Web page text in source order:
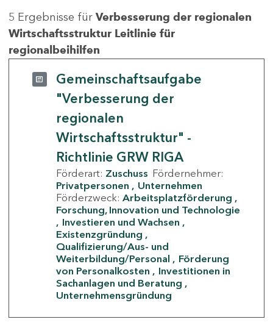
5 Ergebnisse für Verbesserung der regionalen
Wirtschaftsstruktur Leitlinie für
regionalbeihilfen
Gemeinschaftsaufgabe
"Verbesserung der
regionalen
Wirtschaftsstruktur" -
Richtlinie GRW RIGA
Förderart: Zuschuss Fördernehmer:
Privatpersonen
Unternehmen
Förderzweck: Arbeitsplatzförderung
Forschung, Innovation und Technologie
Investieren und Wachsen
Existenzgründung
Qualifizierung/Aus- und
Weiterbildung/Personal
Förderung
von Personalkosten
Investitionen in
Sachanlagen und Beratung
Unternehmensgründung